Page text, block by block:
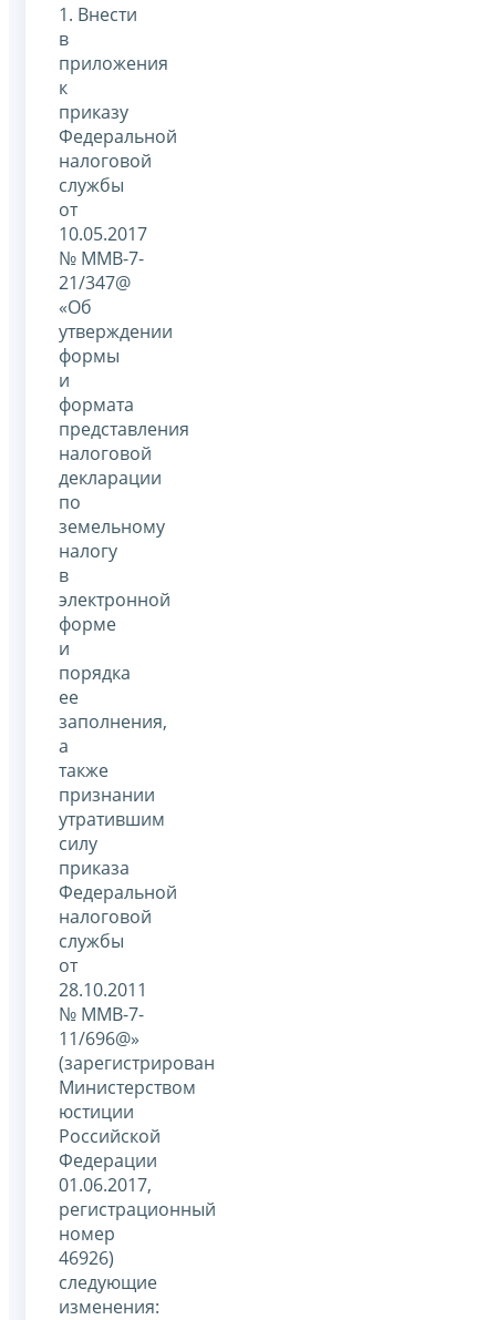
1. Внести
в
приложения
к
приказу
Федеральной
налоговой
службы
от
10.05.2017
№ ММВ-7-
21/347@
«Об
утверждении
формы
и
формата
представления
налоговой
декларации
по
земельному
налогу
в
электронной
форме
и
порядка
ее
заполнения,
а
также
признании
утратившим
силу
приказа
Федеральной
налоговой
службы
от
28.10.2011
№ ММВ-7-
11/696@»
(зарегистрирован
Министерством
юстиции
Российской
Федерации
01.06.2017,
регистрационный
номер
46926)
следующие
изменения: